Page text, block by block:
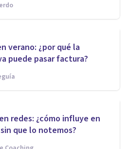
verano: ¿por qué la
puede pasar factura?
redes: ¿cómo influye en
que lo notemos?